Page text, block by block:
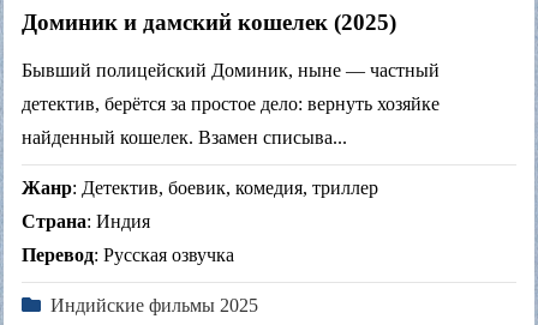
Доминик и дамский кошелек (2025)
Бывший полицейский Доминик, ныне — частный
детектив, берётся за простое дело: вернуть хозяйке
найденный кошелек. Взамен списыва...
Жанр: Детектив, боевик, комедия, триллер
Страна: Индия
Перевод: Русская озвучка
Индийские фильмы 2025